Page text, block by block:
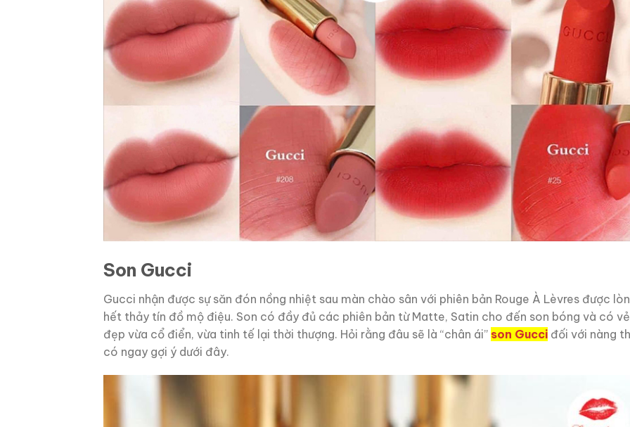
Son Gucci
Gucci nhận được sự săn đón nồng nhiệt sau màn chào sân với phiên bản Rouge À Lèvres được
hết thảy tín đồ mộ điệu. Son có đầy đủ các phiên bản từ Matte, Satin cho đến son bóng và có vẻ
đẹp vừa cổ điển, vừa tinh tế lại thời thượng. Hỏi rằng đâu sẽ là “chân ái” son Gucci đối với nàng
có ngay gợi ý dưới đây.